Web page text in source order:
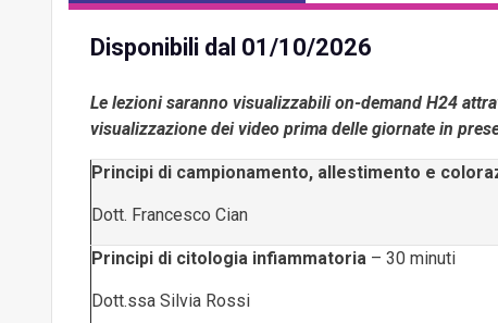
Disponibili dal 01/10/2026
Le lezioni saranno visualizzabili on-demand H24
visualizzazione dei video prima delle giornate in
Principi di campionamento, allestimento e
Dott. Francesco Cian
Principi di citologia infiammatoria – 30 minuti
Dott.ssa Silvia Rossi